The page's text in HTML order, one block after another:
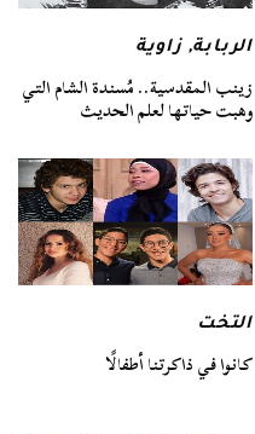
الربابة, زاوية
زينب المقدسية.. مُسندة الشام التي
وهبت حياتها لعلم الحديث
التخت
كانوا في ذاكرتنا أطفالًا